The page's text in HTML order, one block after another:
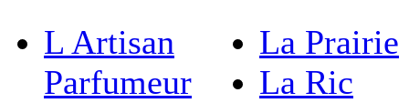
L Artisan
Parfumeur
La Prairie
La Ric